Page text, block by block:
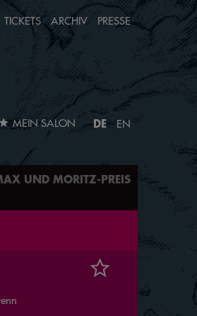
MEIN SALON DE EN
UND MORITZ-PREIS
TICKETS ARCHIV PRESSE